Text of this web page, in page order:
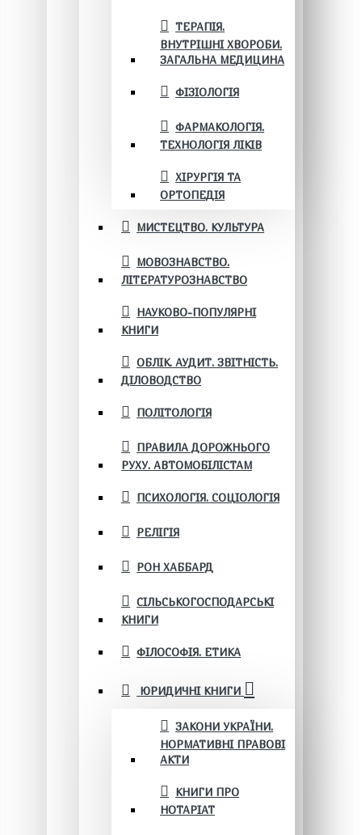
ТЕРАПІЯ.
ВНУТРІШНІ ХВОРОБИ.
ЗАГАЛЬНА МЕДИЦИНА
ФІЗІОЛОГІЯ
ФАРМАКОЛОГІЯ.
ТЕХНОЛОГІЯ ЛІКІВ
ХІРУРГІЯ ТА
ОРТОПЕДІЯ
МИСТЕЦТВО. КУЛЬТУРА
МОВОЗНАВСТВО.
ЛІТЕРАТУРОЗНАВСТВО
НАУКОВО-ПОПУЛЯРНІ
КНИГИ
ОБЛІК. АУДИТ. ЗВІТНІСТЬ.
ДІЛОВОДСТВО
ПОЛІТОЛОГІЯ
ПРАВИЛА ДОРОЖНЬОГО
РУХУ. АВТОМОБІЛІСТАМ
ПСИХОЛОГІЯ. СОЦІОЛОГІЯ
РЕЛІГІЯ
РОН ХАББАРД
СІЛЬСЬКОГОСПОДАРСЬКІ
КНИГИ
ФІЛОСОФІЯ. ЕТИКА
ЮРИДИЧНІ КНИГИ
ЗАКОНИ УКРАЇНИ.
НОРМАТИВНІ ПРАВОВІ
АКТИ
КНИГИ ПРО
НОТАРІАТ